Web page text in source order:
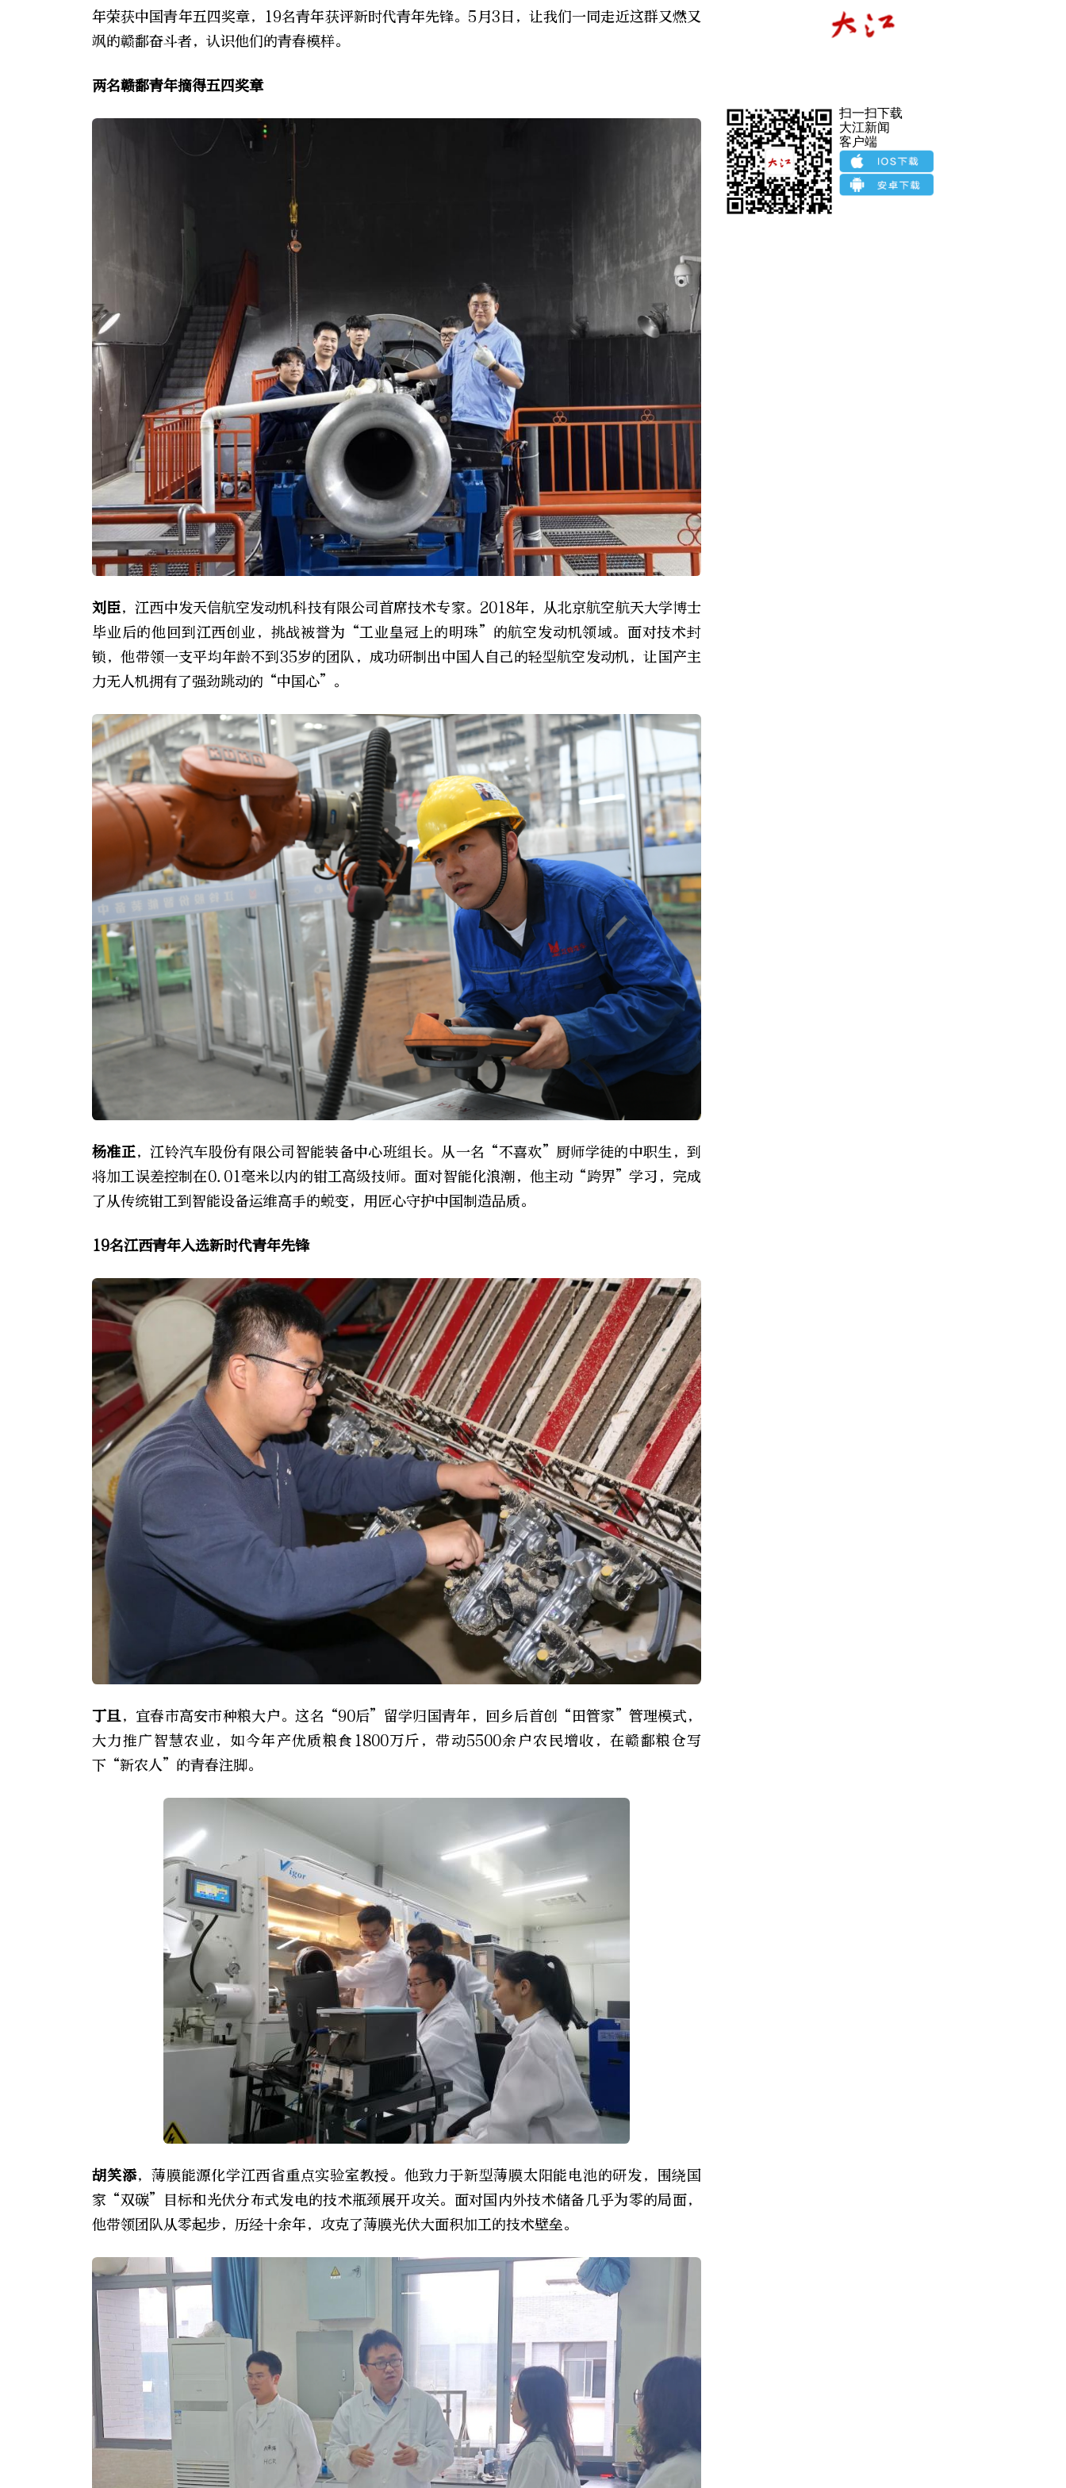
年荣获中国青年五四奖章，19名青年获评新时代青年先锋。5月3日，让我们一同走近这群又燃又
飒的赣鄱奋斗者，认识他们的青春模样。
两名赣鄱青年摘得五四奖章
刘臣，江西中发天信航空发动机科技有限公司首席技术专家。2018年，从北京航空航天大学博士
毕业后的他回到江西创业，挑战被誉为“工业皇冠上的明珠”的航空发动机领域。面对技术封
锁，他带领一支平均年龄不到35岁的团队，成功研制出中国人自己的轻型航空发动机，让国产主
力无人机拥有了强劲跳动的“中国心”。
杨准正，江铃汽车股份有限公司智能装备中心班组长。从一名“不喜欢”厨师学徒的中职生，到
将加工误差控制在0.01毫米以内的钳工高级技师。面对智能化浪潮，他主动“跨界”学习，完成
了从传统钳工到智能设备运维高手的蜕变，用匠心守护中国制造品质。
19名江西青年入选新时代青年先锋
丁旦，宜春市高安市种粮大户。这名“90后”留学归国青年，回乡后首创“田管家”管理模式，
大力推广智慧农业，如今年产优质粮食1800万斤，带动5500余户农民增收，在赣鄱粮仓写
下“新农人”的青春注脚。
胡笑添，薄膜能源化学江西省重点实验室教授。他致力于新型薄膜太阳能电池的研发，围绕国
家“双碳”目标和光伏分布式发电的技术瓶颈展开攻关。面对国内外技术储备几乎为零的局面，
他带领团队从零起步，历经十余年，攻克了薄膜光伏大面积加工的技术壁垒。
扫一扫下载
大江新闻
客户端